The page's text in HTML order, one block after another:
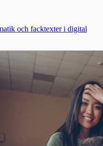
och facktexter i digital